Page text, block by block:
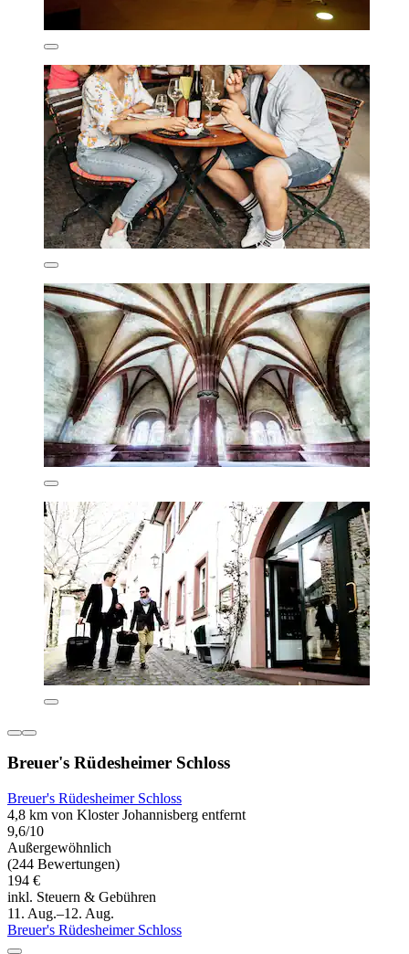
Breuer's Rüdesheimer Schloss
Breuer's Rüdesheimer Schloss
4,8 km von Kloster Johannisberg entfernt
9,6/10
Außergewöhnlich
(244 Bewertungen)
194 €
inkl. Steuern & Gebühren
11. Aug.–12. Aug.
Breuer's Rüdesheimer Schloss